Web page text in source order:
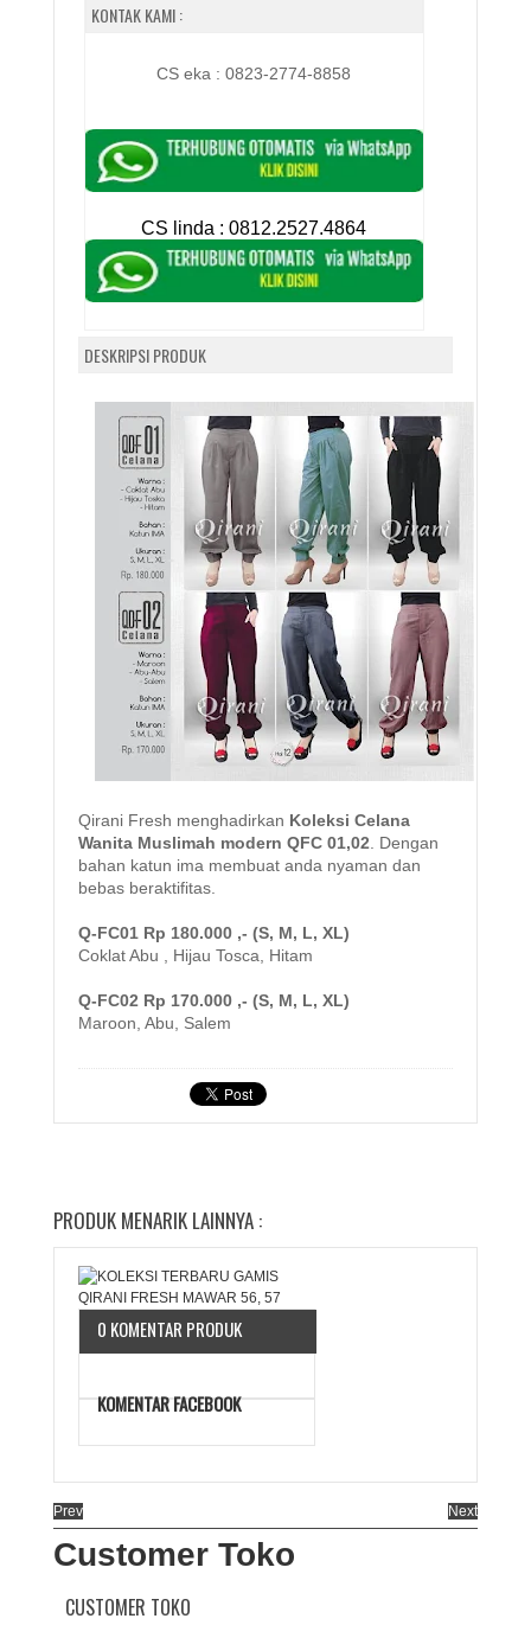
KONTAK KAMI :
CS eka : 0823-2774-8858
CS linda :0812.2527.4864
DESKRIPSI PRODUK
Qirani Fresh menghadirkan Koleksi Celana
Wanita Muslimah modern QFC 01,02 . Dengan
bahan katun ima membuat anda nyaman dan
bebas beraktifitas.
Q-FC01 Rp 180.000 ,- (S, M, L, XL)
Coklat Abu , Hijau Tosca, Hitam
Q-FC02 Rp 170.000 ,- (S, M, L, XL)
Maroon, Abu, Salem
PRODUK MENARIK LAINNYA :
0 KOMENTAR PRODUK
KOMENTAR FACEBOOK
Prev Next
Customer Toko
CUSTOMER TOKO